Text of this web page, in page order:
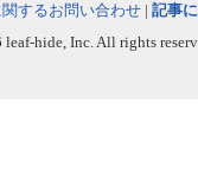
するお問い合わせ | 記事
hide, Inc. All rights